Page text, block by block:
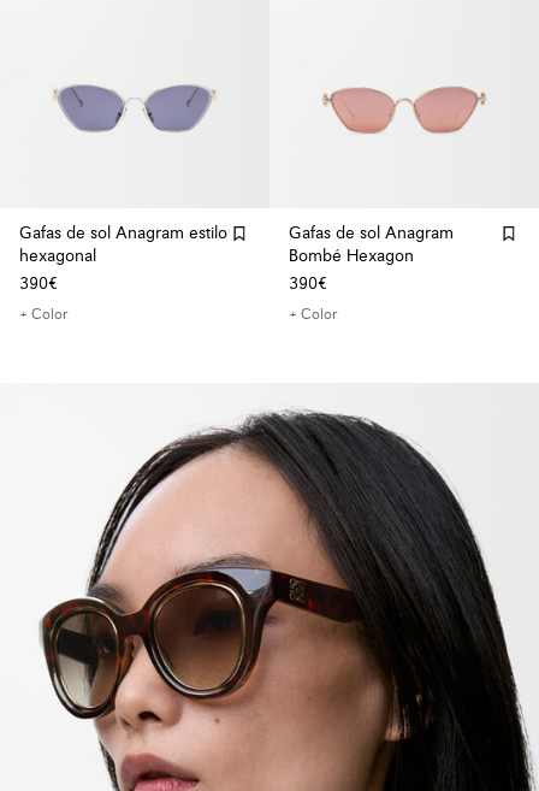
Gafas de sol Anagram estilo
hexagonal
390€
+ Color
Gafas de sol Anagram
Bombé Hexagon
390€
+ Color